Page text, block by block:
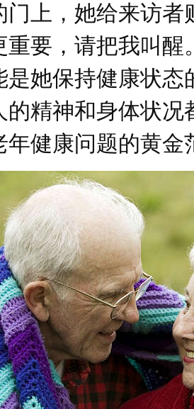
门上，她给来访
重要，请把我叫
是她保持健康状态
的精神和身体状况
年健康问题的黄金